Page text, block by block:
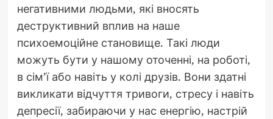
негативними людьми, які вносять
деструктивний вплив на наше
психоемоційне становище. Такі люди
можуть бути у нашому оточенні, на роботі,
в сім’ї або навіть у колі друзів. Вони здатні
викликати відчуття тривоги, стресу і навіть
депресії, забираючи у нас енергію, настрій